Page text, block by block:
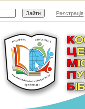
Реєстрація